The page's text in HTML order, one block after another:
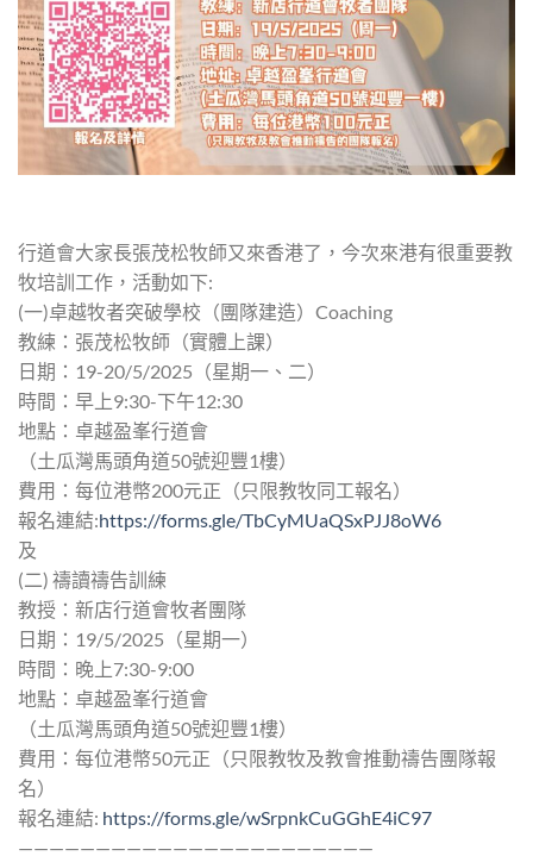
行道會大家長張茂松牧師又來香港了，今次來港有很重要教
牧培訓工作，活動如下:
(一)卓越牧者突破學校（團隊建造）Coaching
教練：張茂松牧師（實體上課）
日期：19-20/5/2025（星期一、二）
時間：早上9:30-下午12:30
地點：卓越盈峯行道會
（土瓜灣馬頭角道50號迎豐1樓）
費用：每位港幣200元正（只限教牧同工報名）
報名連結:https://forms.gle/TbCyMUaQSxPJJ8oW6
及
(二) 禱讀禱告訓練
教授：新店行道會牧者團隊
日期：19/5/2025（星期一）
時間：晚上7:30-9:00
地點：卓越盈峯行道會
（土瓜灣馬頭角道50號迎豐1樓）
費用：每位港幣50元正（只限教牧及教會推動禱告團隊報
名）
報名連結: https://forms.gle/wSrpnkCuGGhE4iC97
———————————————————————